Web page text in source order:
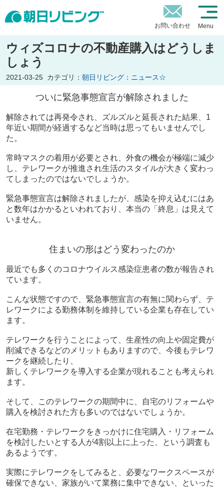
お問い合わせ Menu
ウィズコロナの不動産購入はどうしま
しょう
2021-03-25 カテゴリ： 朝日リビング：ニュース☆
ついに緊急事態宣言が解除されました
解除されては再発令され、ズルズルと延長された結果、1
年近い期間が経過するなど当時は思ってもいませんでし
た。
常時マスクの着用が必要とされ、外食の機会が極端に減少
し、テレワークが推進され生活のスタイルが大きく変わっ
てしまったのではないでしょうか。
緊急事態宣言は解除されましたが、感染を抑え込むにはあ
と数年はかかるといわれており、本当の「終息」は見えて
いません。
住まいの形はどう変わったのか
最近でも多くのコロナウイルス感染症患者の数が報告され
ています。
こんな状態ですので、緊急事態宣言の有無に関わらず、テ
レワークによる勤務体制を維持している企業も存在してい
ます。
テレワークを行うことによって、生産性の向上や固定費が
削減できるなどのメリットもありますので、今後もテレワ
ークを継続したり、
新しくテレワークを導入する企業が現れることも考えられ
ます。
そして、このテレワークの期間中に、自宅のリフォームや
購入を検討された方も多いのではないでしょうか。
在宅勤務・テレワークをきっかけに住宅購入・リフォーム
を検討したいとする人が4割以上に上った、という調査も
あるようです。
実際にテレワークをしてみると、必要なワークスペースが
確保できない、家族がいて業務に集中できない、といった